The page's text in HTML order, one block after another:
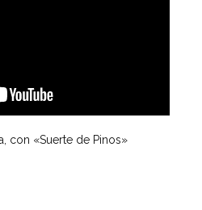
con «Suerte de Pinos»